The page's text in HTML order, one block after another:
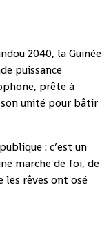
2040, la Guinée
puissance
prête à
unité pour bâtir
: c’est un
marche de foi, de
les rêves ont osé